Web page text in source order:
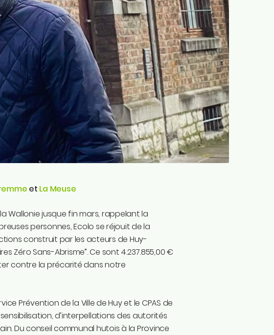
et La Meuse
Wallonie jusque fin mars, rappelant la
personnes, Ecolo se réjouit de la
construit par les acteurs de Huy-
Zéro Sans-Abrisme”. Ce sont 4.237.855,00 €
contre la précarité dans notre
Prévention de la Ville de Huy et le CPAS de
d’interpellations des autorités
Du conseil communal hutois à la Province